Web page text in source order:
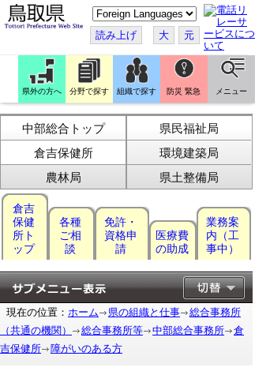
こ
の
ペ
ー
ジ
を
翻
訳
す
る
読み上げ 大 元
県外の方へ 分野で探す 組織で探す 防災 緊急 メニュー
中部総合トップ
県民福祉局
倉吉保健所
環境建築局
農林局
県土整備局
倉吉
保健
所ト
ップ
各種
ご相
談
免許・
資格申
請
医療費
の助成
業務案
内（工
事中）
現在の位置： ホーム 県の組織と仕事
総合事務所
（共通の機関）
総合事務所等 中部総合事務所
倉
吉保健所
障がいのある方